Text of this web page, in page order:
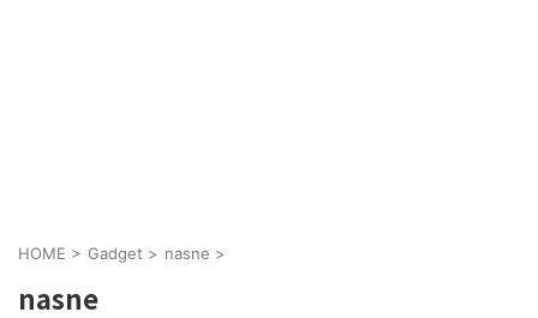
HOME > Gadget > nasne >
nasne